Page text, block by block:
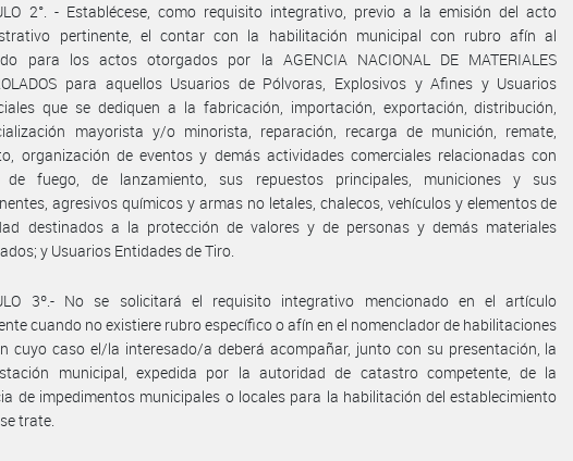
2°. - Establécese, como requisito integrativo, previo a la emisión del acto
pertinente, el contar con la habilitación municipal con rubro afín al
para los actos otorgados por la AGENCIA NACIONAL DE MATERIALES
para aquellos Usuarios de Pólvoras, Explosivos y Afines y Usuarios
que se dediquen a la fabricación, importación, exportación, distribución,
mayorista y/o minorista, reparación, recarga de munición, remate,
organización de eventos y demás actividades comerciales relacionadas con
de fuego, de lanzamiento, sus repuestos principales, municiones y sus
agresivos químicos y armas no letales, chalecos, vehículos y elementos de
destinados a la protección de valores y de personas y demás materiales
y Usuarios Entidades de Tiro.
3º.- No se solicitará el requisito integrativo mencionado en el artículo
cuando no existiere rubro específico o afín en el nomenclador de habilitaciones
cuyo caso el/la interesado/a deberá acompañar, junto con su presentación, la
municipal, expedida por la autoridad de catastro competente, de la
de impedimentos municipales o locales para la habilitación del establecimiento
trate.